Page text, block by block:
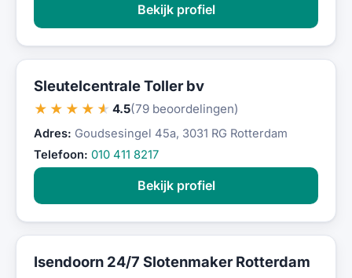
Bekijk profiel
Sleutelcentrale Toller bv
★★★★★ 4.5(79 beoordelingen)
Adres: Goudsesingel 45a, 3031 RG Rotterdam
Telefoon: 010 411 8217
Bekijk profiel
Isendoorn 24/7 Slotenmaker Rotterdam